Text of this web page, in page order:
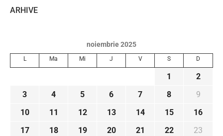
ARHIVE
noiembrie 2025
L Ma Mi J V S D
1
2
3
4 5 6 7 8
9
10
11 12 13 14 15
16
17
18 19 20 21 22
23